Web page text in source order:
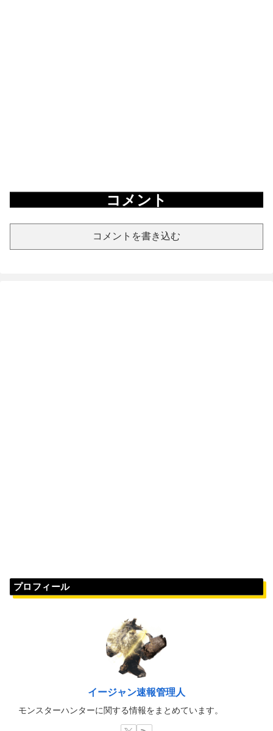
コメント
コメントを書き込む
プロフィール
イージャン速報管理人
モンスターハンターに関する情報をまとめています。